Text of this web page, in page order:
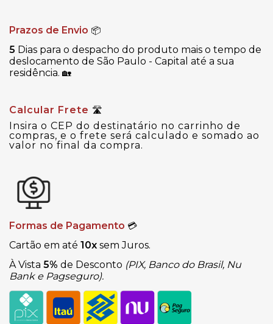
Prazos de Envio 📦
5 Dias para o despacho do produto mais o tempo de
deslocamento de São Paulo - Capital até a sua
residência. 🏡
Calcular Frete 🛣
Insira o CEP do destinatário no carrinho de
compras, e o frete será calculado e somado ao
valor no final da compra.
Formas de Pagamento 💳
Cartão em até 10x sem Juros.
À Vista 5% de Desconto (PIX, Banco do Brasil, Nu
Bank e Pagseguro).